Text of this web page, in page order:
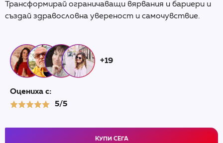
Трансформирай ограничаващи вярвания и бариери и
създай здравословна увереност и самочувствие.
+19
Оцениха с:
5/5
КУПИ СЕГА